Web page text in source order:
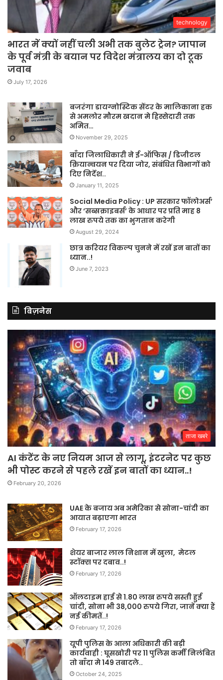
technology
भारत में क्यों नहीं चली अभी तक बुलेट ट्रेन? जापान
के पूर्व मंत्री के बयान पर विदेश मंत्रालय का दो टूक
जवाब
July 17, 2026
बजरंगा डायग्नोस्टिक सेंटर के मालिकाना हक
से अमलोर मौरम खदान मे हिस्सेदारी तक
अमित…
November 29, 2025
बाँदा जिलाधिकारी ने ई-ऑफिस / डिजीटल
क्रियान्वयन पर दिया जोर, संबंधित विभागों को
दिए निर्देश..
January 11, 2025
Social Media Policy : UP सरकार फॉलोअर्स’
और ‘सब्सक्राइबर्स’ के आधार पर प्रति माह 8
लाख रुपये तक का भुगतान करेगी
August 29, 2024
छात्र करियर विकल्प चुनने में रखें इन बातों का
ध्यान..!
June 7, 2023
बिज़नेस
ताजा खबरे
AI कंटेंट के नए नियम आज से लागू, इंटरनेट पर कुछ
भी पोस्ट करने से पहले रखें इन बातों का ध्यान..!
February 20, 2026
UAE के बजाय अब अमेरिका से सोना-चांदी का
आयात बढ़ाएगा भारत
February 17, 2026
शेयर बाजार लाल निशान में खुला, मेटल
स्टॉक्स पर दबाव..!
February 17, 2026
ऑलटाइम हाई से 1.80 लाख रुपये सस्ती हुई
चांदी, सोना भी 38,000 रुपये गिरा, जानें क्या हैं
नई कीमतें..!
February 17, 2026
यूपी पुलिस के आला अधिकारी की बड़ी
कार्यवाही : घूसखोरी पर 11 पुलिस कर्मी निलंबित
तो बाँदा मे 149 तबादले..
October 24, 2025